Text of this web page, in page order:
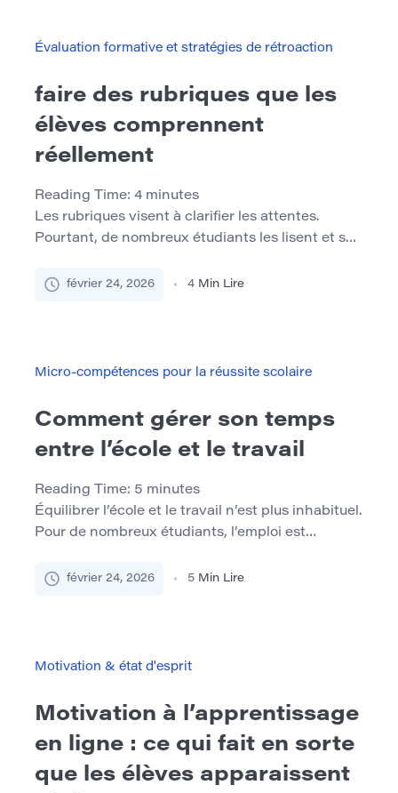
nous découvrirons l’impact profond que cela […]
Évaluation formative et stratégies de rétroaction
faire des rubriques que les
élèves comprennent
réellement
Reading Time: 4 minutes
Les rubriques visent à clarifier les attentes.
Pourtant, de nombreux étudiants les lisent et se
Des termes tels que « analyse adéquate »,
Lorsque les rubriques confondent plutôt que
février 24, 2026 4 Min Lire
Micro-compétences pour la réussite scolaire
Comment gérer son temps
entre l’école et le travail
Reading Time: 5 minutes
Équilibrer l’école et le travail n’est plus inhabituel.
Pour de nombreux étudiants, l’emploi est
développement de carrière ou les deux. Pourtant,
trouver suffisamment d’heures dans la journée. Il
février 24, 2026 5 Min Lire
Motivation & état d'esprit
Motivation à l’apprentissage
en ligne : ce qui fait en sorte
que les élèves apparaissent